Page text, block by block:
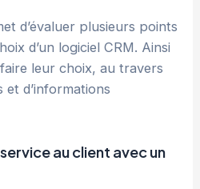
d’évaluer plusieurs points
d’un logiciel CRM. Ainsi
leur choix, au travers
et d’informations
au client avec un